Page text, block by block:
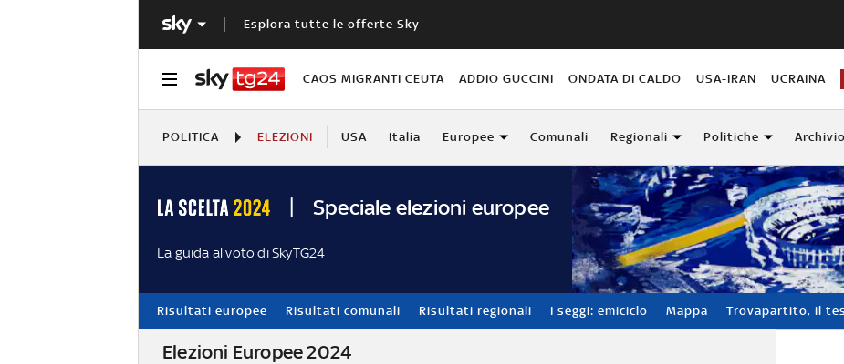
Esplora tutte le offerte Sky
CAOS MIGRANTI CEUTA ADDIO GUCCINI ONDATA DI CALDO USA-IRAN UCRAINA
POLITICA ELEZIONI USA Italia Europee Comunali Regionali Politiche
Speciale elezioni europee
La guida al voto di SkyTG24
Risultati europee Risultati comunali Risultati regionali I seggi: emiciclo Mappa Trovapartito, il
Elezioni Europee 2024